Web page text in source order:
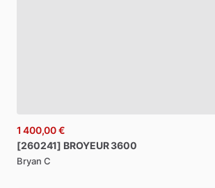
1 400,00 €
[260241] BROYEUR3600
Bryan C